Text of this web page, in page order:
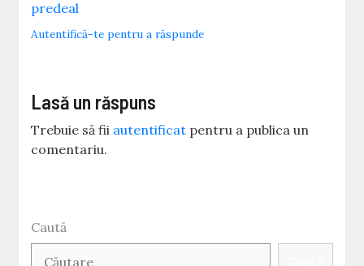
predeal
Autentifică-te pentru a răspunde
Lasă un răspuns
Trebuie să fii autentificat pentru a publica un
comentariu.
Caută